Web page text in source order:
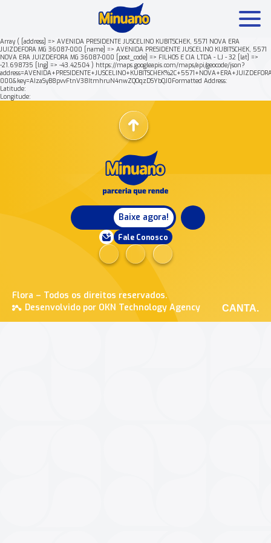
Array ( [address] => AVENIDA PRESIDENTE JUSCELINO KUBITSCHEK, 5571 NOVA ERA
JUIZDEFORA MG 36087-000 [name] => AVENIDA PRESIDENTE JUSCELINO KUBITSCHEK, 5571
NOVA ERA JUIZDEFORA MG 36087-000 [post_code] => FILHOS E CIA LTDA - LJ - 32 [lat] =>
-21.698735 [lng] => -43.42504 ) https://maps.googleapis.com/maps/api/geocode/json?
000&key=AIzaSyB8pvvFtnV38ItmhruN4nwZQOqzDSYbQJ0Formatted Address:
Latitude:
Longitude:
Baixe agora!
Fale Conosco
Flora – Todos os direitos reservados.
Desenvolvido por OKN Technology Agency
CANTA.
Mais buscados: Produtos Minuano Rende + Nossa